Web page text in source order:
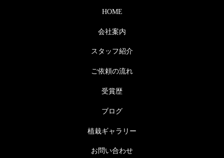
HOME
会社案内
スタッフ紹介
ご依頼の流れ
受賞歴
ブログ
植栽ギャラリー
お問い合わせ